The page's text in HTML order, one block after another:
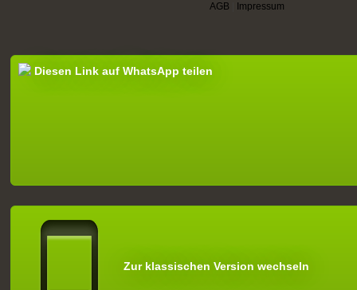
AGB Impressum
Diesen Link auf WhatsApp teilen
Zur klassischen Version wechseln